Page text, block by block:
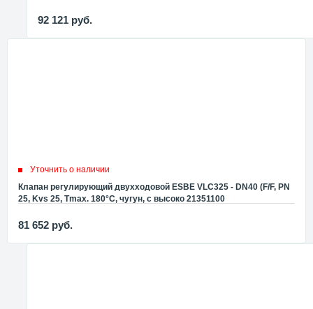
92 121 руб.
Уточнить о наличии
Клапан регулирующий двухходовой ESBE VLC325 - DN40 (F/F, PN
25, Kvs 25, Tmax. 180°C, чугун, с высоко 21351100
81 652 руб.